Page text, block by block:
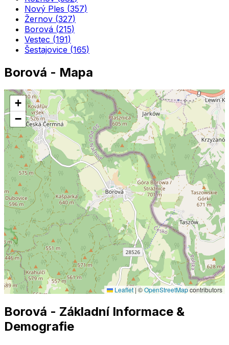
Nový Ples (357)
Žernov (327)
Borová (215)
Vestec (191)
Šestajovice (165)
Borová - Mapa
+
−
Leaflet|©OpenStreetMapcontributors
Borová - Základní Informace &
Demografie